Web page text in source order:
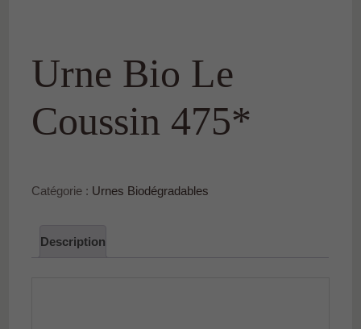
Urne Bio Le
Coussin 475*
Catégorie : Urnes Biodégradables
Description